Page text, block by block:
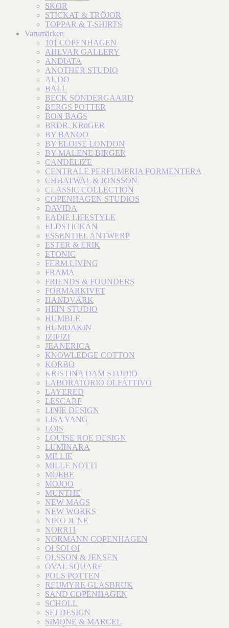
SKOR
STICKAT & TRÖJOR
TOPPAR & T-SHIRTS
Varumärken
101 COPENHAGEN
AHLVAR GALLERY
ANDIATA
ANOTHER STUDIO
AUDO
BALL
BECK SÖNDERGAARD
BERGS POTTER
BON BAGS
BRDR. KRüGER
BY BANOO
BY ELOISE LONDON
BY MALENE BIRGER
CANDELIZE
CENTRALE PERFUMERIA FORMENTERA
CHHATWAL & JONSSON
CLASSIC COLLECTION
COPENHAGEN STUDIOS
DAVIDA
EADIE LIFESTYLE
ELDSTICKAN
ESSENTIEL ANTWERP
ESTER & ERIK
ETONIC
FERM LIVING
FRAMA
FRIENDS & FOUNDERS
FORMARKIVET
HANDVÄRK
HEIN STUDIO
HUMBLE
HUMDAKIN
IZIPIZI
JEANERICA
KNOWLEDGE COTTON
KORBO
KRISTINA DAM STUDIO
LABORATORIO OLFATTIVO
LAYERED
LESCARF
LINIE DESIGN
LISA YANG
LOIS
LOUISE ROE DESIGN
LUMINARA
MILLIE
MILLE NOTTI
MOEBE
MOJOO
MUNTHE
NEW MAGS
NEW WORKS
NIKO JUNE
NORR11
NORMANN COPENHAGEN
OI SOI OI
OLSSON & JENSEN
OVAL SQUARE
POLS POTTEN
REIJMYRE GLASBRUK
SAND COPENHAGEN
SCHOLL
SEJ DESIGN
SIMONE & MARCEL